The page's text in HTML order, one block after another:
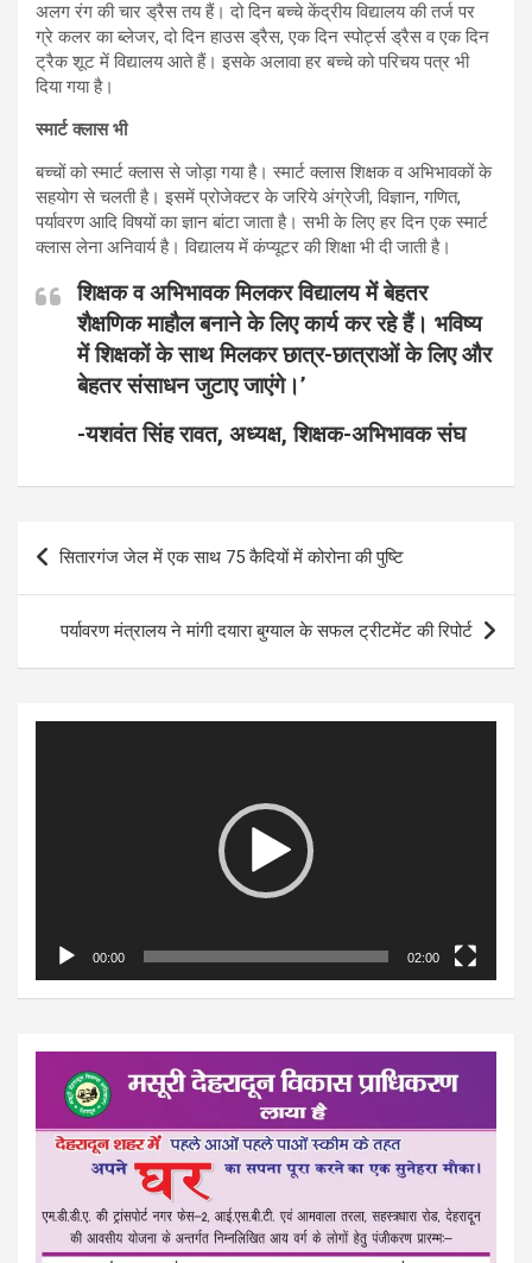
अलग रंग की चार ड्रैस तय हैं। दो दिन बच्चे केंद्रीय विद्यालय की तर्ज पर
ग्रे कलर का ब्लेजर, दो दिन हाउस ड्रैस, एक दिन स्पो‌र्ट्स ड्रैस व एक दिन
ट्रैक शूट में विद्यालय आते हैं। इसके अलावा हर बच्चे को परिचय पत्र भी
दिया गया है।
स्मार्ट क्लास भी
बच्चों को स्मार्ट क्लास से जोड़ा गया है। स्मार्ट क्लास शिक्षक व अभिभावकों के
सहयोग से चलती है। इसमें प्रोजेक्टर के जरिये अंग्रेजी, विज्ञान, गणित,
पर्यावरण आदि विषयों का ज्ञान बांटा जाता है। सभी के लिए हर दिन एक स्मार्ट
क्लास लेना अनिवार्य है। विद्यालय में कंप्यूटर की शिक्षा भी दी जाती है।
शिक्षक व अभिभावक मिलकर विद्यालय में बेहतर
शैक्षणिक माहौल बनाने के लिए कार्य कर रहे हैं। भविष्य
में शिक्षकों के साथ मिलकर छात्र-छात्राओं के लिए और
बेहतर संसाधन जुटाए जाएंगे।’
-यशवंत सिंह रावत, अध्यक्ष, शिक्षक-अभिभावक संघ
Post
navigation
सितारगंज जेल में एक साथ 75 कैदियों में कोरोना की पुष्टि
पर्यावरण मंत्रालय ने मांगी दयारा बुग्याल के सफल ट्रीटमेंट की रिपोर्ट
00:00 02:00